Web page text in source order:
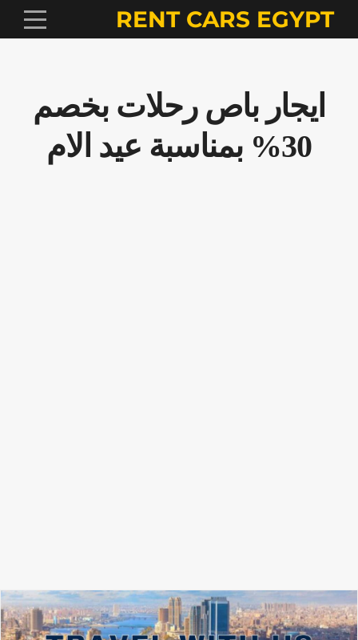
RENT CARS EGYPT
ايجار باص رحلات بخصم
30% بمناسبة عيد الام